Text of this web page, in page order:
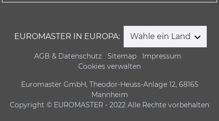
EUROMASTER IN EUROPA: Wähle ein Land
AGB & Datenschutz Sitemap
Impressum
Cookies verwalten
Euromaster GmbH, Theodor-Heuss-Anlage 12, 68165
Mannheim
Copyright © EUROMASTER - 2022 Alle Rechte vorbehalten